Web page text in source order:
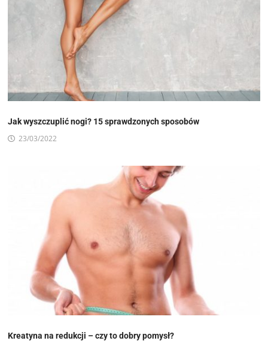
Jak wyszczuplić nogi? 15 sprawdzonych sposobów
23/03/2022
Kreatyna na redukcji – czy to dobry pomysł?